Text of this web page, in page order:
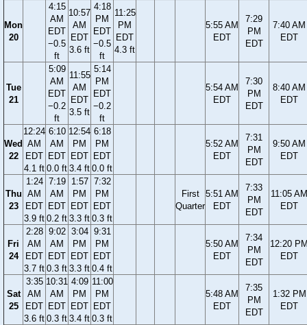
Mon
20
4:15
AM
EDT
−0.5
ft
10:57
AM
EDT
3.6 ft
4:18
PM
EDT
−0.5
ft
11:25
PM
EDT
4.3 ft
5:55 AM
EDT
7:29
PM
EDT
7:40 AM
EDT
Tue
21
5:09
AM
EDT
−0.2
ft
11:55
AM
EDT
3.5 ft
5:14
PM
EDT
−0.2
ft
5:54 AM
EDT
7:30
PM
EDT
8:40 AM
EDT
Wed
22
12:24
AM
EDT
4.1 ft
6:10
AM
EDT
0.0 ft
12:54
PM
EDT
3.4 ft
6:18
PM
EDT
0.0 ft
5:52 AM
EDT
7:31
PM
EDT
9:50 AM
EDT
Thu
23
1:24
AM
EDT
3.9 ft
7:19
AM
EDT
0.2 ft
1:57
PM
EDT
3.3 ft
7:32
PM
EDT
0.3 ft
First
Quarter
5:51 AM
EDT
7:33
PM
EDT
11:05 AM
EDT
Fri
24
2:28
AM
EDT
3.7 ft
9:02
AM
EDT
0.3 ft
3:04
PM
EDT
3.3 ft
9:31
PM
EDT
0.4 ft
5:50 AM
EDT
7:34
PM
EDT
12:20
EDT
Sat
25
3:35
AM
EDT
3.6 ft
10:31
AM
EDT
0.3 ft
4:09
PM
EDT
3.4 ft
11:00
PM
EDT
0.3 ft
5:48 AM
EDT
7:35
PM
EDT
1:32 PM
EDT